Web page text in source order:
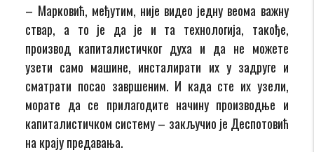
– Марковић, међутим, није видео једну веома важну
ствар, а то је да је и та технологија, такође,
производ капиталистичког духа и да не можете
узети само машине, инсталирати их у задруге и
сматрати посао завршеним. И када сте их узели,
морате да се прилагодите начину производње и
капиталистичком систему – закључио је Деспотовић
на крају предавања.